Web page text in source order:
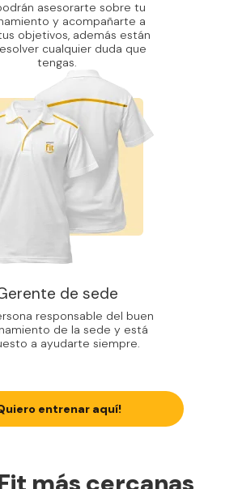
asesorarte sobre tu
y acompañarte a
objetivos, además están
cualquier duda que
tengas.
de sede
responsable del buen
de la sede y está
a ayudarte siempre.
entrenar aquí!